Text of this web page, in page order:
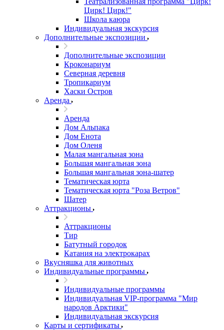
Цирк! Цирк!"
Школа каюра
Индивидуальная экскурсия
Дополнительные экспозиции
Дополнительные экспозиции
Кроконариум
Северная деревня
Тропикариум
Хаски Остров
Аренда
Аренда
Дом Альпака
Дом Енота
Дом Оленя
Малая мангальная зона
Большая мангальная зона
Большая мангальная зона-шатер
Тематическая юрта
Тематическая юрта "Роза Ветров"
Шатер
Аттракционы
Аттракционы
Тир
Батутный городок
Катания на электрокарах
Вкусняшка для животных
Индивидуальные программы
Индивидуальные программы
Индивидуальная VIP-программа "Мир
народов Арктики"
Индивидуальная экскурсия
Карты и сертификаты